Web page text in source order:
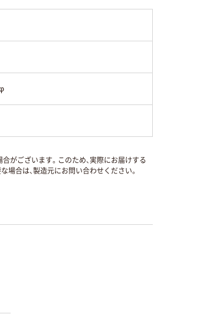
合がございます。このため、実際にお届けする
合は、製造元にお問い合わせください。